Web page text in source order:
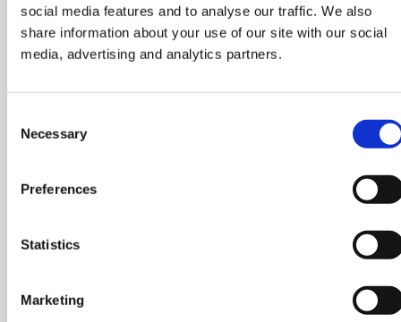
social media features and to analyse our traffic. We also
share information about your use of our site with our social
media, advertising and analytics partners.
Selection
Necessary
Preferences
Statistics
Marketing